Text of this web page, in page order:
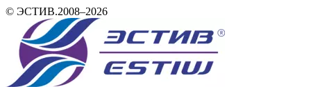
© ЭСТИВ.2008–2026